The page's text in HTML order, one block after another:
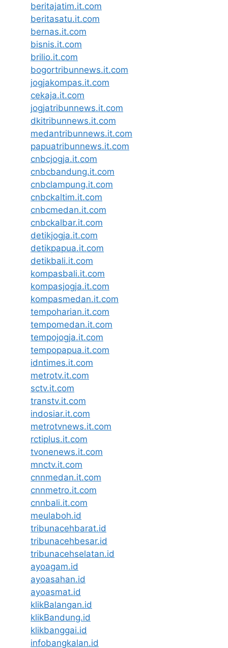
beritajatim.it.com
beritasatu.it.com
bernas.it.com
bisnis.it.com
brilio.it.com
bogortribunnews.it.com
jogjakompas.it.com
cekaja.it.com
jogjatribunnews.it.com
dkitribunnews.it.com
medantribunnews.it.com
papuatribunnews.it.com
cnbcjogja.it.com
cnbcbandung.it.com
cnbclampung.it.com
cnbckaltim.it.com
cnbcmedan.it.com
cnbckalbar.it.com
detikjogja.it.com
detikpapua.it.com
detikbali.it.com
kompasbali.it.com
kompasjogja.it.com
kompasmedan.it.com
tempoharian.it.com
tempomedan.it.com
tempojogja.it.com
tempopapua.it.com
idntimes.it.com
metrotv.it.com
sctv.it.com
transtv.it.com
indosiar.it.com
metrotvnews.it.com
rctiplus.it.com
tvonenews.it.com
mnctv.it.com
cnnmedan.it.com
cnnmetro.it.com
cnnbali.it.com
meulaboh.id
tribunacehbarat.id
tribunacehbesar.id
tribunacehselatan.id
ayoagam.id
ayoasahan.id
ayoasmat.id
klikBalangan.id
klikBandung.id
klikbanggai.id
infobangkalan.id